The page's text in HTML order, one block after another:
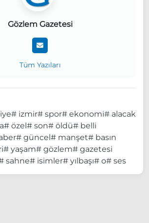
Gözlem Gazetesi
Tüm Yazıları
# izmir# spor# ekonomi# alacak
# özel# son# öldü# belli
# güncel# manşet# basın
# yaşam# gözlem# gazetesi
sahne# isimler# yılbaşı# o# ses